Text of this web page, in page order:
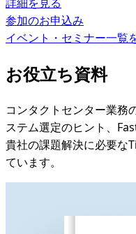
参加のお申込み
イベント・セミナー一覧
お役立ち資料
コンタクトセンター業務
ステム選定のヒント、
貴社の課題解決に必要な
ています。